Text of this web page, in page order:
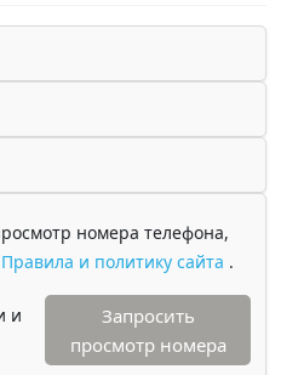
номера телефона,
Правила и политику сайта .
и
Запросить
просмотр номера